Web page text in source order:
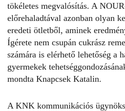
tökéletes megvalósítás. A
előrehaladtával azonban olyan
eredeti ötletből, aminek
Ígérete nem csupán cukrász
számára is elérhető lehetőség a
gyermekek
mondta Knapcsek Katalin.
A KNK kommunikációs